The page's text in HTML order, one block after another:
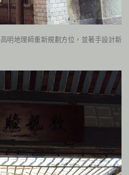
明地理師重新規劃方位，並著手設計新